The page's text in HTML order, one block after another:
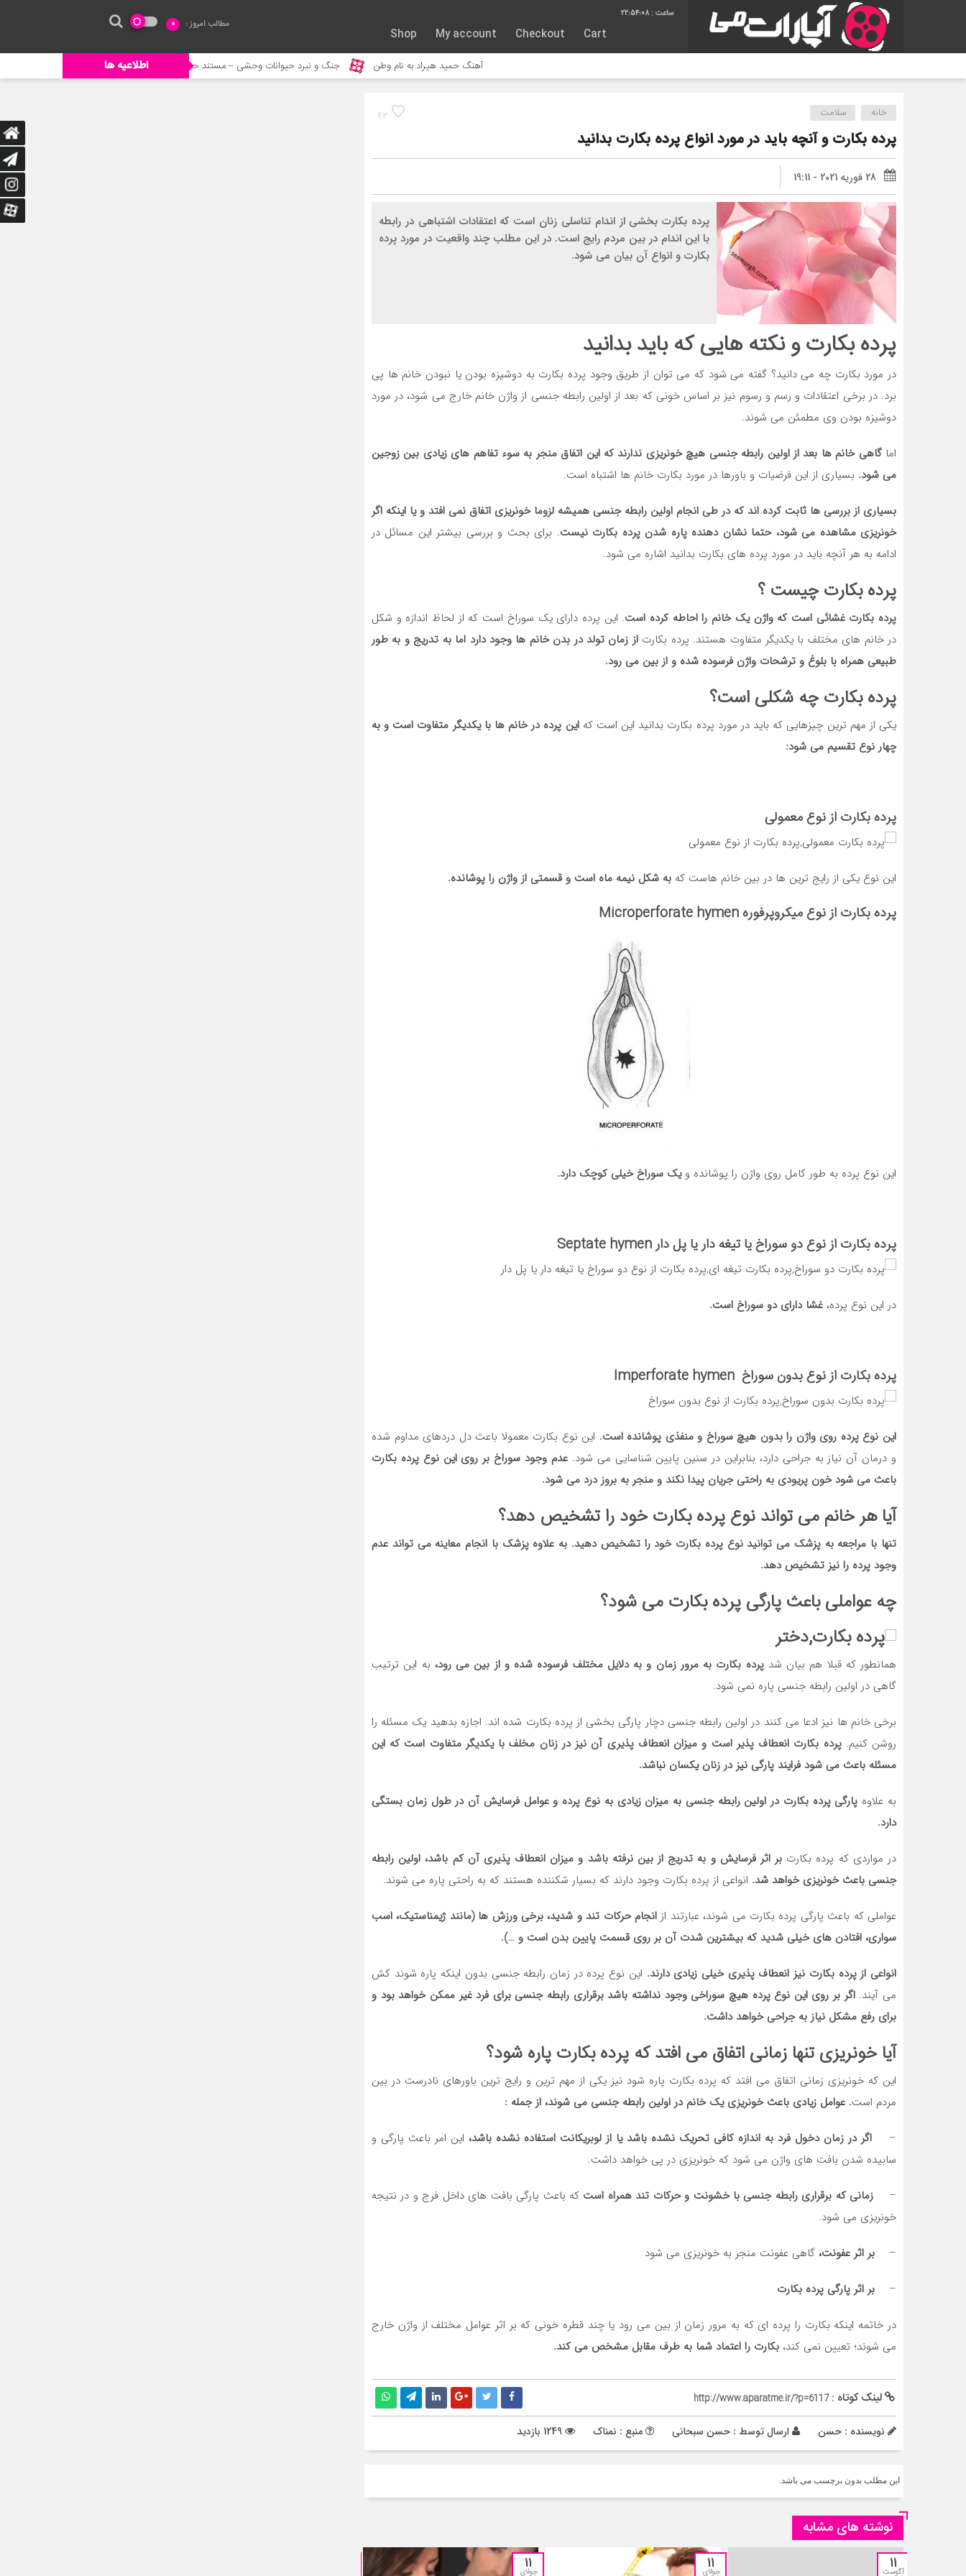
22:54:09
Cart
Checkout
My account
Shop
مطالب امروز : 0
اطلاعیه ها آهنگ حمید هیراد به نام وطن جنگ و نبرد حیوانات وحشی – مستند حیات وحش خورده شدن ادم توسط حیوانات وحشی
43 خانه سلامت
پرده بکارت و آنچه باید در مورد انواع پرده بکارت بدانید
28 فوریه 2021 - 19:11
پرده بکارت بخشی از اندام تناسلی زنان است که اعتقادات اشتباهی در رابطه
با این اندام در بین مردم رایج است. در این مطلب چند واقعیت در مورد پرده
بکارت و انواع آن بیان می شود.
پرده بکارت و نکته هایی که باید بدانید
در مورد بکارت چه می دانید؟ گفته می شود که می توان از طریق وجود پرده بکارت به دوشیزه بودن یا نبودن خانم ها پی
برد. در برخی اعتقادات و رسم و رسوم نیز بر اساس خونی که بعد از اولین رابطه جنسی از واژن خانم خارج می شود، در مورد
دوشیزه بودن وی مطمئن می شوند.
اماگاهی خانم ها بعد از اولین رابطه جنسی هیچ خونریزی ندارند که این اتفاق منجر به سوء تفاهم های زیادی بین زوجین
می شود. بسیاری از این فرضیات و باورها در مورد بکارت خانم ها اشتباه است.
بسیاری از بررسی ها ثابت کرده اند که در طی انجام اولین رابطه جنسی همیشه لزوما خونریزی اتفاق نمی افتد و یا اینکه اگر
خونریزی مشاهده می شود، حتما نشان دهنده پاره شدن پرده بکارت نیست. برای بحث و بررسی بیشتر این مسائل در
ادامه به هر آنچه باید در مورد پرده های بکارت بدانید اشاره می شود.
پرده بکارت چیست ؟
پرده بکارت غشائی است که واژن یک خانم را احاطه کرده است. این پرده دارای یک سوراخ است که از لحاظ اندازه و شکل
در خانم های مختلف با یکدیگر متفاوت هستند. پرده بکارتاز زمان تولد در بدن خانم ها وجود دارد اما به تدریج و به طور
طبیعی همراه با بلوغ و ترشحات واژن فرسوده شده و از بین می رود.
پرده بکارت چه شکلی است؟
یکی از مهم ترین چیزهایی که باید در مورد پرده بکارت بدانید این است که این پرده در خانم ها با یکدیگر متفاوت است و به
چهار نوع تقسیم می شود:
پرده بکارت از نوع معمولی
این نوع یکی از رایج ترین ها در بین خانم هاست که به شکل نیمه ماه است و قسمتی از واژن را پوشانده.
پرده بکارت از نوع میکروپرفوره Microperforate hymen
این نوع پرده به طور کامل روی واژن را پوشانده و یک سوراخ خیلی کوچک دارد.
پرده بکارت از نوع دو سوراخ یا تیغه دار یا پل دار Septate hymen
در این نوع پرده، غشا دارای دو سوراخ است.
پرده بکارت از نوع بدون سوراخ Imperforate hymen
این نوع پرده روی واژن را بدون هیچ سوراخ و منفذی پوشانده است. این نوع بکارت معمولا باعث دل دردهای مداوم شده
و درمان آن نیاز به جراحی دارد، بنابراین در سنین پایین شناسایی می شود.عدم وجود سوراخ بر روی این نوع پرده بکارت
باعث می شود خون پریودی به راحتی جریان پیدا نکند و منجر به بروز درد می شود.
آیا هر خانم می تواند نوع پرده بکارت خود را تشخیص دهد؟
تنها با مراجعه به پزشک می توانید نوع پرده بکارت خود را تشخیص دهید. به علاوه پزشک با انجام معاینه می تواند عدم
وجود پرده را نیز تشخیص دهد.
چه عواملی باعث پارگی پرده بکارت می شود؟
همانطور که قبلا هم بیان شد پرده بکارت به مرور زمان و به دلایل مختلف فرسوده شده و از بین می رود، به این ترتیب
گاهی در اولین رابطه جنسی پاره نمی شود.
برخی خانم ها نیز ادعا می کنند در اولین رابطه جنسی دچار پارگی بخشی از پرده بکارت شده اند. اجازه بدهید یک مسئله را
روشن کنیم. پرده بکارت انعطاف پذیر است و میزان انعطاف پذیری آن نیز در زنان مخلف با یکدیگر متفاوت است که این
مسئله باعث می شود فرایند پارگی نیز در زنان یکسان نباشد.
به علاوه پارگی پرده بکارت در اولین رابطه جنسی به میزان زیادی به نوع پرده و عوامل فرسایش آن در طول زمان بستگی
دارد.
در مواردی که پرده بکارت بر اثر فرسایش و به تدریج از بین نرفته باشد و میزان انعطاف پذیری آن کم باشد، اولین رابطه
جنسی باعث خونریزی خواهد شد. انواعی از پرده بکارت وجود دارند که بسیار شکننده هستند که به راحتی پاره می شوند.
عواملی که باعث پارگی پرده بکارت می شوند، عبارتند ازانجام حرکات تند و شدید، برخی ورزش ها (مانند ژیمناستیک، اسب
سواری، افتادن های خیلی شدید که بیشترین شدت آن بر روی قسمت پایین بدن است و …).
انواعی از پرده بکارت نیز انعطاف پذیری خیلی زیادی دارند. این نوع پرده در زمان رابطه جنسی بدون اینکه پاره شوند کش
می آیند. اگر بر روی این نوع پرده هیچ سوراخی وجود نداشته باشد برقراری رابطه جنسی برای فرد غیر ممکن خواهد بود و
برای رفع مشکل نیاز به جراحی خواهد داشت.
آیا خونریزی تنها زمانی اتفاق می افتد که پرده بکارت پاره شود؟
این که خونریزی زمانی اتفاق می افتد که پرده بکارت پاره شود نیز یکی از مهم ترین و رایج ترین باورهای نادرست در بین
مردم است. عوامل زیادی باعث خونریزی یک خانم در اولین رابطه جنسی می شوند، از جمله :
– اگر در زمان دخول فرد به اندازه کافی تحریک نشده باشد یا از لوبریکانت استفاده نشده باشد، این امر باعث پارگی و
سابیده شدن بافت های واژن می شود که خونریزی در پی خواهد داشت.
– زمانی که برقراری رابطه جنسی با خشونت و حرکات تند همراه است که باعث پارگی بافت های داخل فرج و در نتیجه
خونریزی می شود.
– بر اثر عفونت، گاهی عفونت منجر به خونریزی می شود
– بر اثر پارگی پرده بکارت
در خاتمه اینکه بکارت را پرده ای که به مرور زمان از بین می رود یا چند قطره خونی که بر اثر عوامل مختلف از واژن خارج
می شوند؛ تعیین نمی کند، بکارت را اعتماد شما به طرف مقابل مشخص می کند.
لینک کوتاه :http://www.aparatme.ir/?p=6117
نویسنده : حسن ارسال توسط : حسن سبحانی منبع : نمناک
این مطلب بدون برچسب می باشد.
نوشته های مشابه
11
آگوست 11
جولای 11
جولای